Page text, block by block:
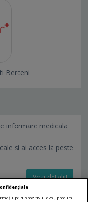
Berceni
informare medicala
si ai acces la peste
Vezi detalii!
pe dispozitivul dvs., precum